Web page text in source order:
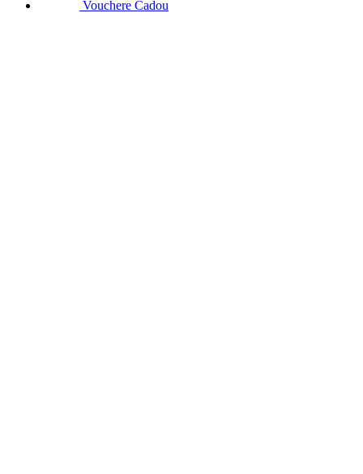
Vouchere Cadou